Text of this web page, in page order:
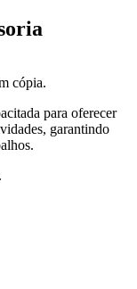
cópia.
para oferecer
garantindo